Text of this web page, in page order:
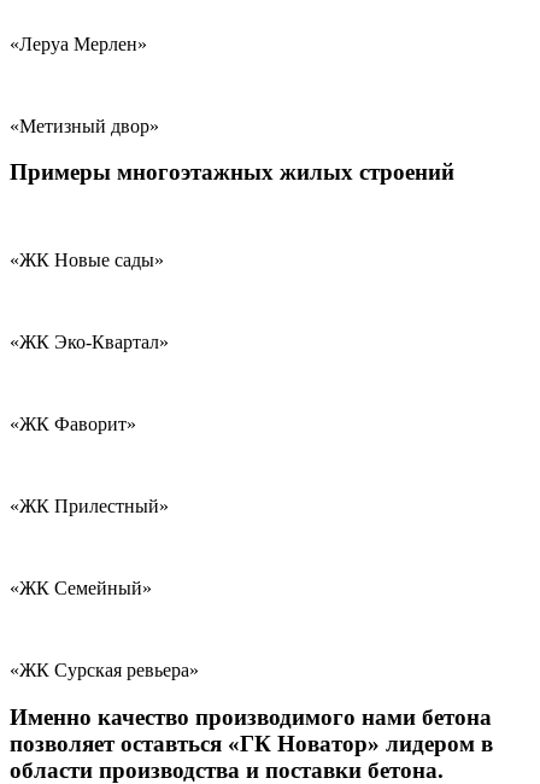
«Леруа Мерлен»
«Метизный двор»
Примеры многоэтажных жилых строений
«ЖК Новые сады»
«ЖК Эко-Квартал»
«ЖК Фаворит»
«ЖК Прилестный»
«ЖК Семейный»
«ЖК Сурская ревьера»
Именно качество производимого нами бетона
позволяет оставться «ГК Новатор» лидером в
области производства и поставки бетона.